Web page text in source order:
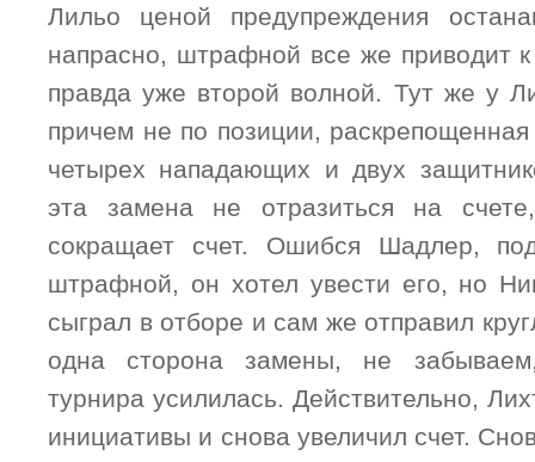
Лильо ценой предупреждения
напрасно, штрафной все же приводит
правда уже второй волной. Тут же у
причем не по позиции,
четырех нападающих и двух
эта замена не отразиться на
сокращает счет. Ошибся Шадлер,
штрафной, он хотел увести его, но
сыграл в отборе и сам же отправил
одна сторона замены, не
турнира усилилась. Действительно,
инициативы и снова увеличил счет.